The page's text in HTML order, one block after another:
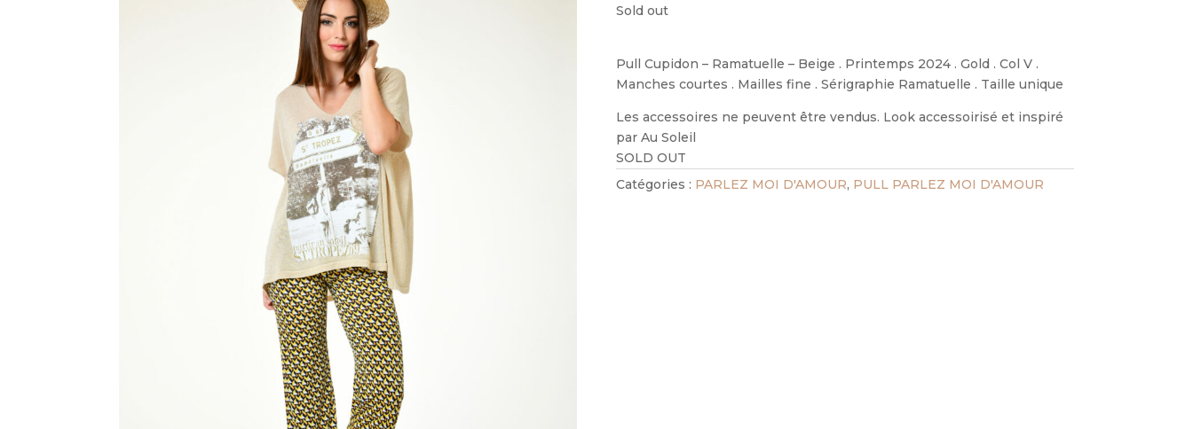
Sold out
Pull Cupidon – Ramatuelle – Beige . Printemps 2024 . Gold . Col V .
Manches courtes . Mailles fine . Sérigraphie Ramatuelle . Taille unique
Les accessoires ne peuvent être vendus. Look accessoirisé et inspiré
par Au Soleil
SOLD OUT
Catégories : PARLEZ MOI D'AMOUR, PULL PARLEZ MOI D'AMOUR